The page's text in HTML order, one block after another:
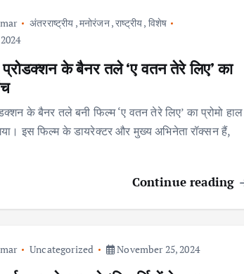
अंतरराष्ट्रीय ,मनोरंजन,राष्ट्रीय, विशेष
के बैनर तले ‘ए वतन तेरे लिए’ का
के बैनर तले बनी फिल्म ‘ए वतन तेरे लिए’ का प्रोमो हाल
इस फिल्म के डायरेक्टर और मुख्य अभिनेता रॉक्सन हैं,
Continue reading
Uncategorized November 25, 2024